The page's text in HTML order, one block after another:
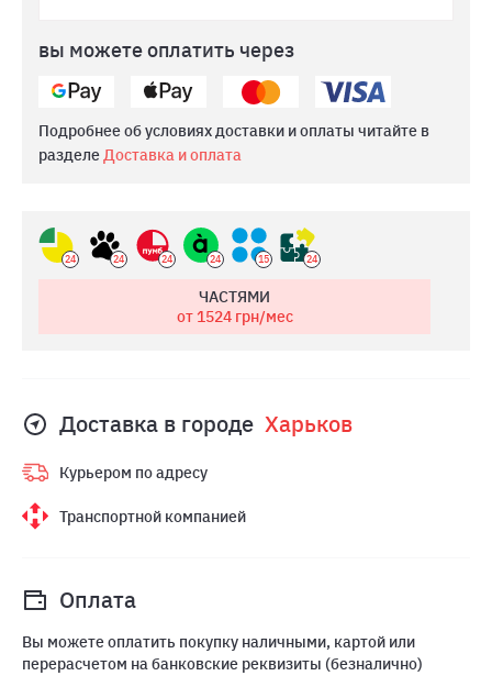
вы можете оплатить через
Подробнее об условиях доставки и оплаты читайте в
разделеДоставка и оплата
24 24 24 24 15 24
ЧАСТЯМИ
от 1524грн/мес
Доставка в городе Харьков
Курьером по адресу
Транспортной компанией
Оплата
Вы можете оплатить покупку наличными, картой или
перерасчетом на банковские реквизиты (безналично)